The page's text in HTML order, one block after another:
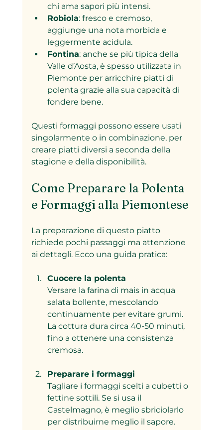
chi ama sapori più intensi.
Robiola: fresco e cremoso,
aggiunge una nota morbida e
leggermente acidula.
Fontina: anche se più tipica della
Valle d’Aosta, è spesso utilizzata in
Piemonte per arricchire piatti di
polenta grazie alla sua capacità di
fondere bene.
Questi formaggi possono essere usati
singolarmente o in combinazione, per
creare piatti diversi a seconda della
stagione e della disponibilità.
Come Preparare la Polenta
e Formaggi alla Piemontese
La preparazione di questo piatto
richiede pochi passaggi ma attenzione
ai dettagli. Ecco una guida pratica:
Cuocere la polenta
Versare la farina di mais in acqua
salata bollente, mescolando
continuamente per evitare grumi.
La cottura dura circa 40-50 minuti,
fino a ottenere una consistenza
cremosa.
Preparare i formaggi
Tagliare i formaggi scelti a cubetti o
fettine sottili. Se si usa il
Castelmagno, è meglio sbriciolarlo
per distribuirne meglio il sapore.